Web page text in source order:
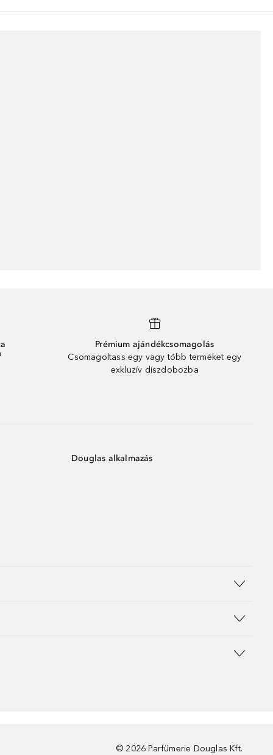
Prémium ajándékcsomagolás
Csomagoltass egy vagy több terméket egy
exkluzív díszdobozba
Douglas alkalmazás
© 2026 Parfümerie Douglas Kft.